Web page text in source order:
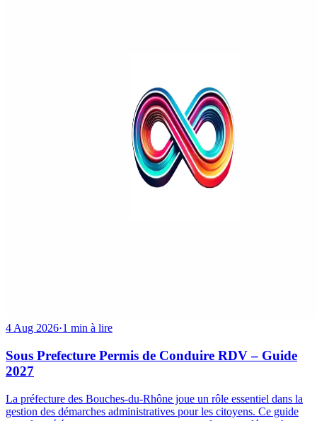
4 Aug 2026·1 min à lire
Sous Prefecture Permis de Conduire RDV – Guide
2027
La préfecture des Bouches-du-Rhône joue un rôle essentiel dans la
gestion des démarches administratives pour les citoyens. Ce guide